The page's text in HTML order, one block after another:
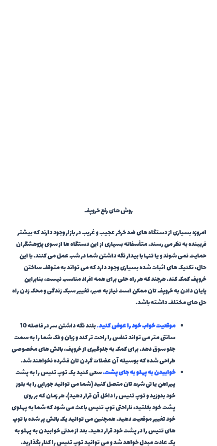
روش های رفع خروپف
امروزه بسیاری از دستگاه های ضد خرخر عجیب و غریب در بازار وجود دارند که بیشتر
فریبنده به نظر می رسند. متأسفانه بسیاری از این دستگاه ها از سوی پژوهشگران
حمایت نمی شوند و یا تنها با بیدار نگه داشتن شما در شب عمل می کنند. با این
حال، تکنیک های اثبات شده بسیاری وجود دارد که می تواند به متوقف ساختن
خروپف کمک کند. هرچند که هر راه حلی برای همه افراد مناسب نیست، بنابراین
پایان دادن به خروپف تان ممکن است نیاز به صبر، تغییر سبک زندگی و محک زدن راه
حل های مختلف داشته باشد.
موقعیت خواب خود را عوض کنید.
بلند نگه داشتن سر در فاصله 10
سانتی متر می تواند تنفس را راحت تر کند و زبان و فک شما را به سمت
جلو سوق دهد. برای کمک به جلوگیری از خروپف، بالش های مخصوصی
طراحی شده که بوسیله آن عضلات گردن تان فشرده نخواهند شد.
خوابیدن به پهلو به جای پشت.سعی کنید یک توپ تنیس را به پشت
پیراهن یا تی شرت تان متصل کنید (شما می توانید جورابی را به بلوز
خود بدوزید و توپ تنیس را داخل آن قرار دهید). هر زمان که بر روی
پشت خود بغلتید، ناراحتی توپ تنیس باعث می شود که شما به پهلوی
خود تغییر موقعیت دهید. همچنین می توانید یک بالش پر شده با توپ
های تنیس را در پشت خود قرار دهید. بعد از مدتی خوابیدن به پهلو به
یک عادت مبدل خواهد شد و می توانید توپ تنیس را کنار بگذارید.